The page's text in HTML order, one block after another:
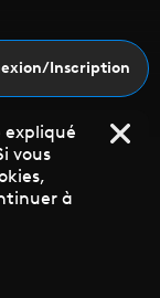
Inscription
expliqué
vous
à